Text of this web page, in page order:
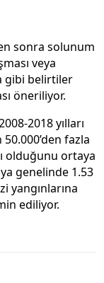
sonra solunum
veya
gibi belirtiler
öneriliyor.
2018 yılları
fazla
olduğunu ortaya
genelinde 1.53
yangınlarına
ediliyor.